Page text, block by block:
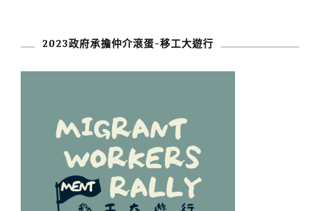
2023政府承擔仲介滾蛋-移工大遊行